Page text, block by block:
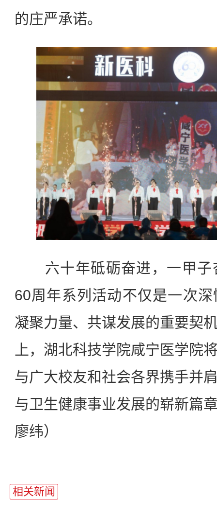
的庄严承诺。
六十年砥砺奋进，一甲子
60周年系列活动不仅是一次
凝聚力量、共谋发展的重要契
上，湖北科技学院咸宁医学院
与广大校友和社会各界携手并
与卫生健康事业发展的崭新篇
廖纬）
相关新闻